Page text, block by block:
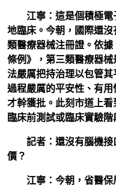
江寧：這是個積極
地臨床。今朝，國際還
類醫療器械注冊證。依
條例》，第三類醫療器
法嚴厲把持治理以包管
過程嚴厲的平安性、有
才幹獲批。此刻市道上
臨床前測試或臨床實驗階
記者：還沒有腦機
價？
江寧：今朝，省醫